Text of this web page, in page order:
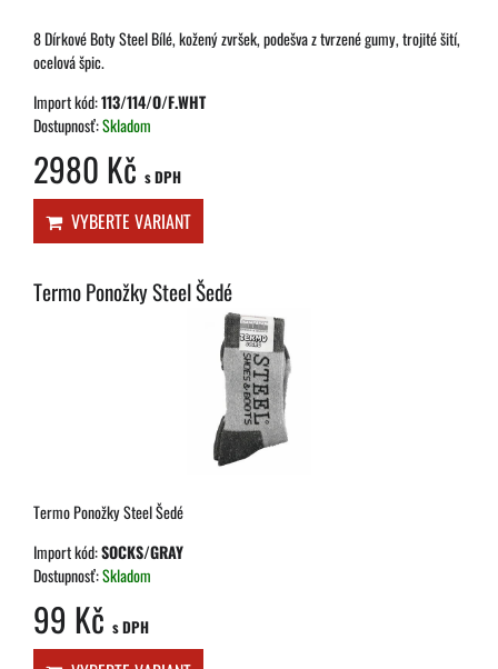
8 Dírkové Boty Steel Bílé, kožený zvršek, podešva z tvrzené gumy, trojité šití,
ocelová špic.
Import kód:113/114/O/F.WHT
Dostupnosť:Skladom
2980 Kč s DPH
VYBERTE VARIANT
Termo Ponožky Steel Šedé
Termo Ponožky Steel Šedé
Import kód:SOCKS/GRAY
Dostupnosť:Skladom
99 Kč s DPH